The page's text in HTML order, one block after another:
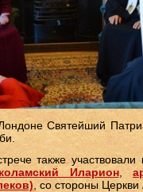
Святейший
также
Иларион,
, со стороны